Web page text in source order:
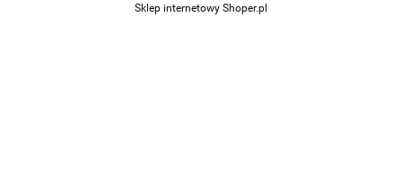
Sklep internetowy Shoper.pl